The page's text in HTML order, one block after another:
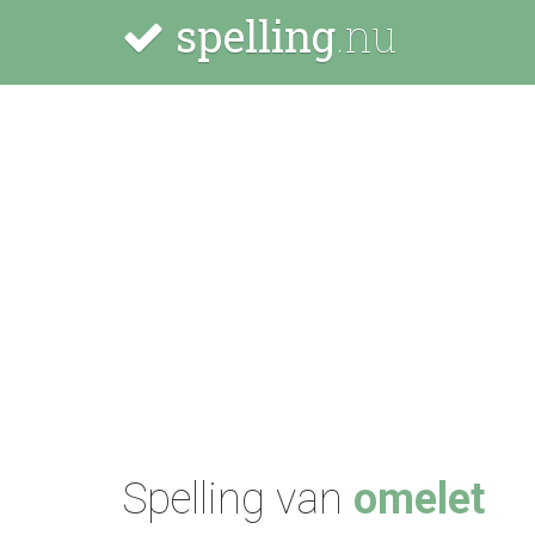
spelling.nu
Spelling van omelet